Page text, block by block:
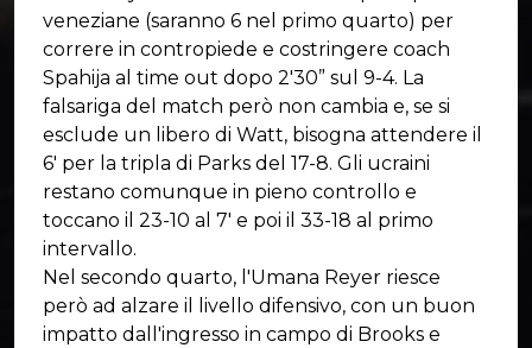
veneziane (saranno 6 nel primo quarto) per
correre in contropiede e costringere coach
Spahija al time out dopo 2'30” sul 9-4. La
falsariga del match però non cambia e, se si
esclude un libero di Watt, bisogna attendere il
6' per la tripla di Parks del 17-8. Gli ucraini
restano comunque in pieno controllo e
toccano il 23-10 al 7' e poi il 33-18 al primo
intervallo.
Nel secondo quarto, l'Umana Reyer riesce
però ad alzare il livello difensivo, con un buon
impatto dall'ingresso in campo di Brooks e